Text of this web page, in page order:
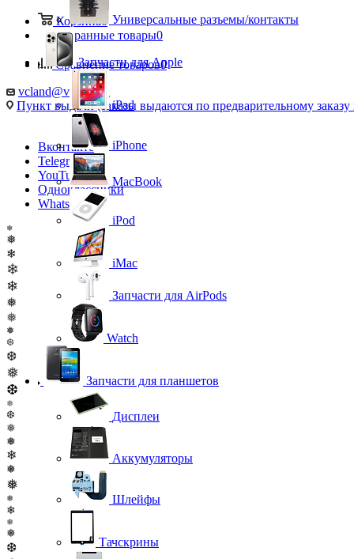
Корзина0
Избранные товары0
Сравнение товаров0
vcland@vcland.ru
Пункт выдачи (заказы выдаются по предварительному заказу
Вконтакте
Telegram
YouTube
Одноклассники
WhatsApp
❄
❅
❄
❄
❄
❅
❅
❅
❆
❆
❅
❆
❅
❆
❅
❅
❄
❅
❅
❅
❄
❅
❅
❆
Универсальные разъемы/контакты
Запчасти для Apple
iPad
iPhone
MacBook
iPod
iMac
Запчасти для AirPods
Watch
Запчасти для планшетов
Дисплеи
Аккумуляторы
Шлейфы
Тачскрины